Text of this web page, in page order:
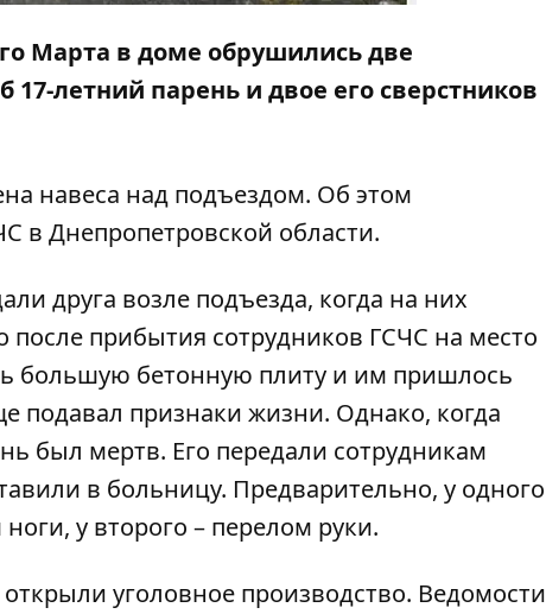
Марта в доме обрушились две
летний парень и двое его сверстников
навеса над подъездом. Об этом
в Днепропетровской области.
друга возле подъезда, когда на них
прибытия сотрудников ГСЧС на место
большую бетонную плиту и им пришлось
подавал признаки жизни. Однако, когда
был мертв. Его передали сотрудникам
в больницу. Предварительно, у одного
у второго – перелом руки.
уголовное производство. Ведомости